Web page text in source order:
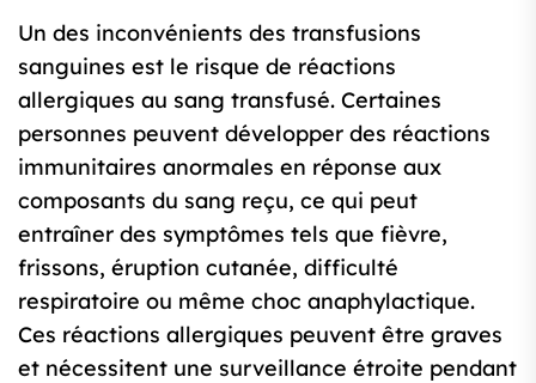
Un des inconvénients des transfusions
sanguines est le risque de réactions
allergiques au sang transfusé. Certaines
personnes peuvent développer des réactions
immunitaires anormales en réponse aux
composants du sang reçu, ce qui peut
entraîner des symptômes tels que fièvre,
frissons, éruption cutanée, difficulté
respiratoire ou même choc anaphylactique.
Ces réactions allergiques peuvent être graves
et nécessitent une surveillance étroite pendant